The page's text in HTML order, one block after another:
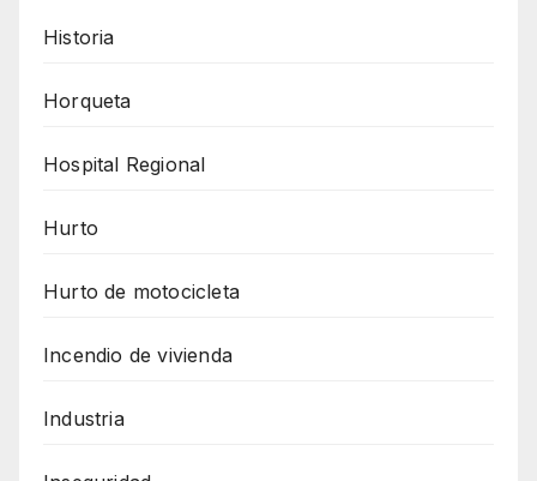
Historia
Horqueta
Hospital Regional
Hurto
Hurto de motocicleta
Incendio de vivienda
Industria